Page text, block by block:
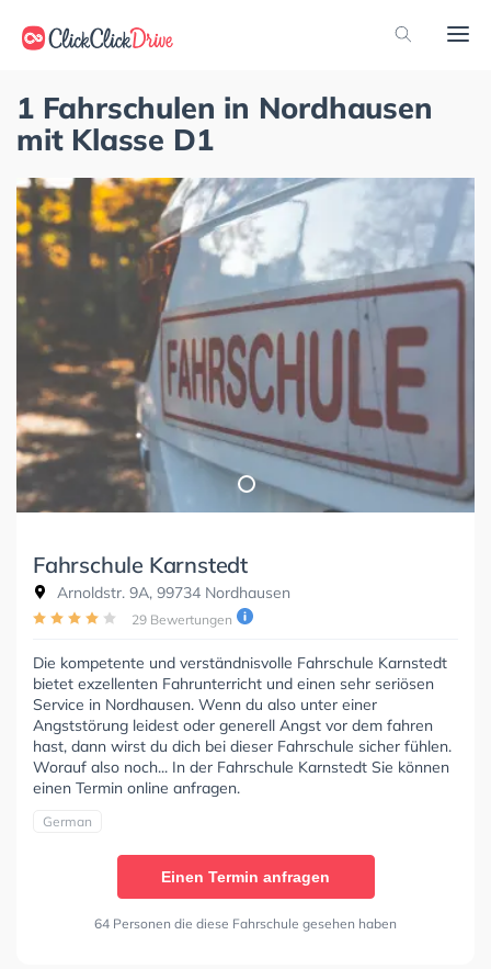
1 Fahrschulen in Nordhausen
mit Klasse D1
Fahrschule Karnstedt
Arnoldstr. 9A, 99734 Nordhausen
29 Bewertungen
Die kompetente und verständnisvolle Fahrschule Karnstedt
bietet exzellenten Fahrunterricht und einen sehr seriösen
Service in Nordhausen. Wenn du also unter einer
Angststörung leidest oder generell Angst vor dem fahren
hast, dann wirst du dich bei dieser Fahrschule sicher fühlen.
Worauf also noch... In der Fahrschule Karnstedt Sie können
einen Termin online anfragen.
German
Einen Termin anfragen
64 Personen die diese Fahrschule gesehen haben